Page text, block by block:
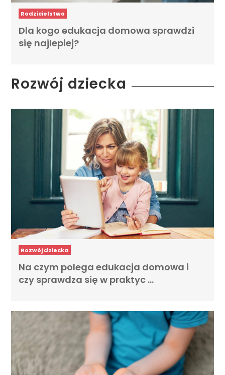
Rodzicielstwo
Dla kogo edukacja domowa sprawdzi
się najlepiej?
Rozwój dziecka
Rozwój dziecka
Na czym polega edukacja domowa i
czy sprawdza się w praktyc …